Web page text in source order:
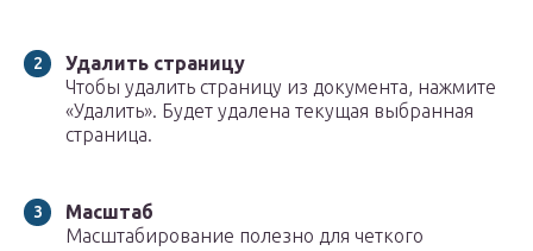
Удалить страницу
Чтобы удалить страницу из документа, нажмите
«Удалить». Будет удалена текущая выбранная
страница.
Масштаб
Масштабирование полезно для четкого